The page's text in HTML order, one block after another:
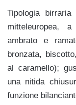
Tipologia
mitteleuropea,
ambrato e
bronzata,
al caramello);
una nitida
funzione